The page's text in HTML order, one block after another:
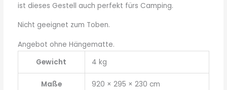
ist dieses Gestell auch perfekt fürs Camping.
Nicht geeignet zum Toben.
Angebot ohne Hängematte.
Gewicht
4 kg
Maße 920 × 295 × 230 cm